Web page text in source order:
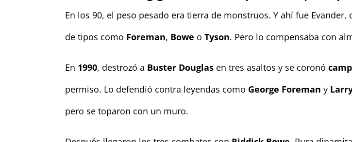
En los 90, el peso pesado era tierra de monstruos. Y ahí fue
de tipos como Foreman, Bowe oTyson. Pero lo compensaba con
En 1990, destrozó a Buster Douglas en tres asaltos y se coronó
permiso. Lo defendió contra leyendas como George Foreman y
pero se toparon con un muro.